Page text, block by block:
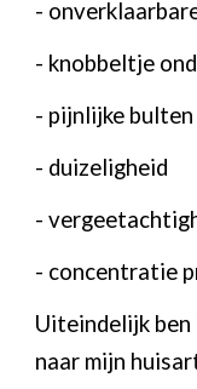
-
- knobbeltje
- pijnlijke
- duizeligheid
-
- concentratie
Uiteindelijk
naar mijn